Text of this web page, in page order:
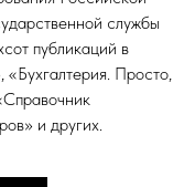
службы
публикаций в
«Бухгалтерия. Просто,
и других.